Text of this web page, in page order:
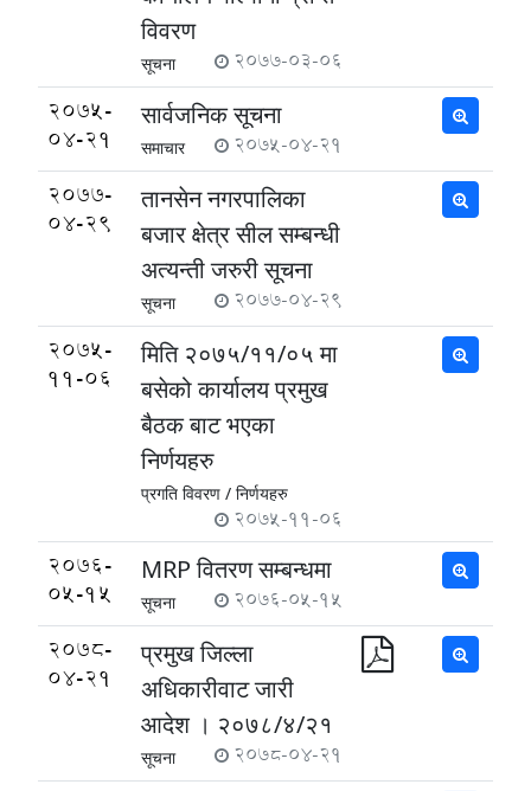
विवरण
सूचना 2077-03-06
2075-
04-21
सार्वजनिक सूचना
समाचार 2075-04-21
2077-
04-29
तानसेन नगरपालिका
बजार क्षेत्र सील सम्बन्धी
अत्यन्ती जरुरी सूचना
सूचना 2077-04-29
2075-
11-06
मिति २०७५/११/०५ मा
बसेको कार्यालय प्रमुख
बैठक बाट भएका
निर्णयहरु
प्रगति विवरण / निर्णयहरु
2075-11-06
2076-
05-15
MRP वितरण सम्बन्धमा
सूचना 2076-05-15
2078-
04-21
प्रमुख जिल्ला
अधिकारीवाट जारी
आदेश । २०७८/४/२१
सूचना 2078-04-21